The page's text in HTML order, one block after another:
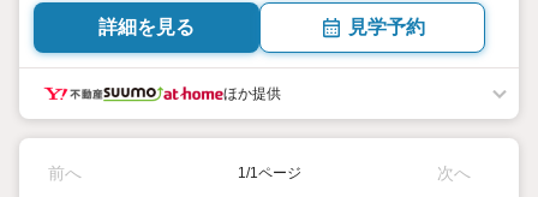
詳細を見る 見学予約
ほか提供
前へ 1/1ページ 次へ